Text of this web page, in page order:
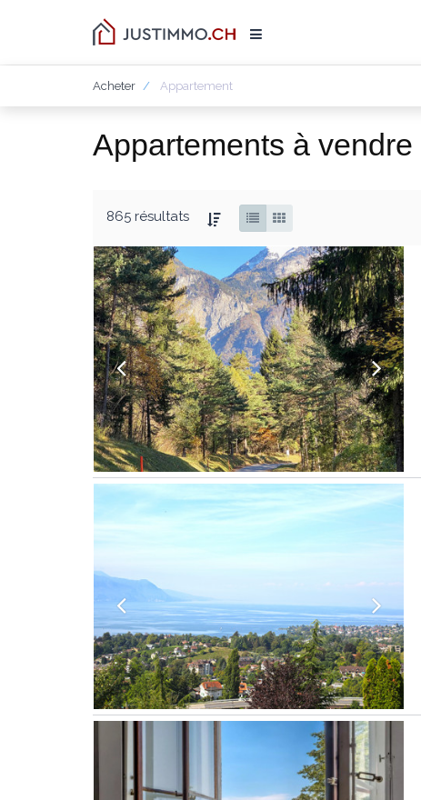
Acheter Appartement
Appartements à vendre
865 résultats